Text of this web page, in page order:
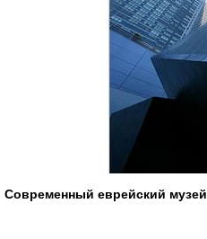
Современный еврейский музей